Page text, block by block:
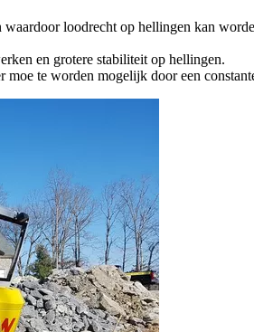
loodrecht op hellingen kan
en grotere stabiliteit op hellingen.
te worden mogelijk door een